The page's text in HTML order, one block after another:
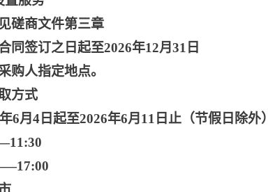
磋商文件第三章
同签订之日起至2026年12月31日
购人指定地点。
方式
6月4日起至2026年6月11日止（节假日除外）